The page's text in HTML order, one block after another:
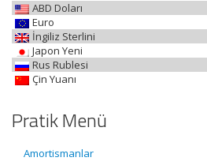
ABD Doları
Euro
İngiliz Sterlini
Japon Yeni
Rus Rublesi
Çin Yuanı
Pratik Menü
Amortismanlar